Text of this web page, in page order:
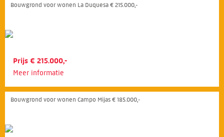
Bouwgrond voor wonen La Duquesa € 215.000,-
Prijs € 215.000,-
Meer informatie
Bouwgrond voor wonen Campo Mijas € 185.000,-